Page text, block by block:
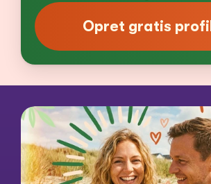
Opret gratis